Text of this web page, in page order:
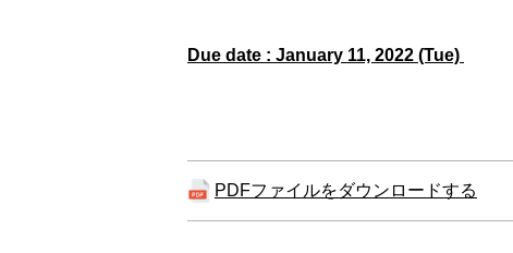
Due date : January 11, 2022 (Tue)
PDFファイルをダウンロードする